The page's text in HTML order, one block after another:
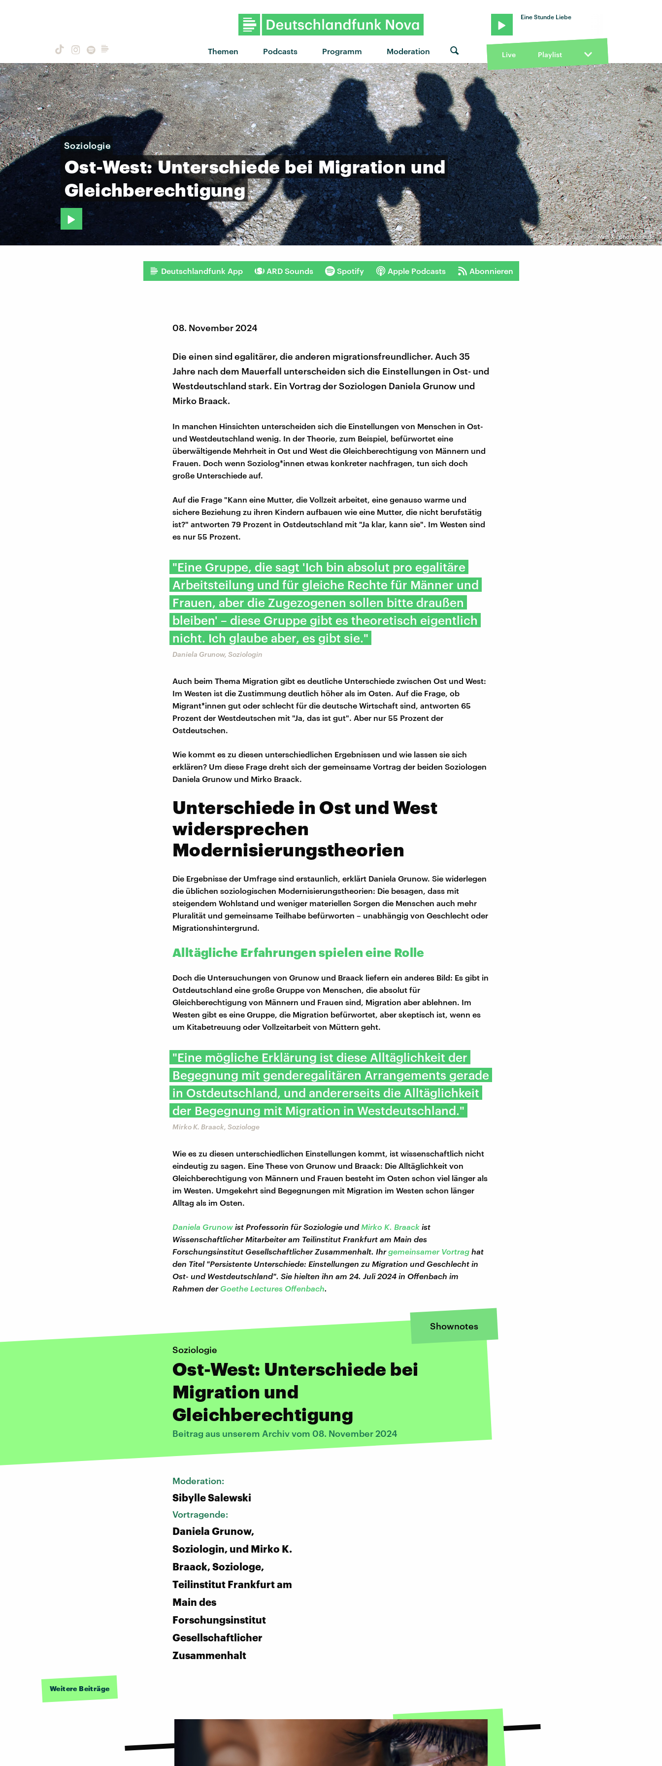
Themen Podcasts Programm Moderation
Eine Stunde Liebe
Live Playlist
©Miss X I photocase.de
Soziologie
Ost-West: Unterschiede bei Migration und
Gleichberechtigung
Deutschlandfunk App ARD Sounds Spotify Apple Podcasts Abonnieren
08. November 2024
Die einen sind egalitärer, die anderen migrationsfreundlicher. Auch 35
Jahre nach dem Mauerfall unterscheiden sich die Einstellungen in Ost- und
Westdeutschland stark. Ein Vortrag der Soziologen Daniela Grunow und
Mirko Braack.
In manchen Hinsichten unterscheiden sich die Einstellungen von Menschen in Ost-
und Westdeutschland wenig. In der Theorie, zum Beispiel, befürwortet eine
überwältigende Mehrheit in Ost und West die Gleichberechtigung von Männern und
Frauen. Doch wenn Soziolog*innen etwas konkreter nachfragen, tun sich doch
große Unterschiede auf.
Auf die Frage "Kann eine Mutter, die Vollzeit arbeitet, eine genauso warme und
sichere Beziehung zu ihren Kindern aufbauen wie eine Mutter, die nicht berufstätig
ist?" antworten 79 Prozent in Ostdeutschland mit "Ja klar, kann sie". Im Westen sind
es nur 55 Prozent.
"Eine Gruppe, die sagt 'Ich bin absolut pro egalitäre
Arbeitsteilung und für gleiche Rechte für Männer und
Frauen, aber die Zugezogenen sollen bitte draußen
bleiben' – diese Gruppe gibt es theoretisch eigentlich
nicht. Ich glaube aber, es gibt sie."
Daniela Grunow, Soziologin
Auch beim Thema Migration gibt es deutliche Unterschiede zwischen Ost und West:
Im Westen ist die Zustimmung deutlich höher als im Osten. Auf die Frage, ob
Migrant*innen gut oder schlecht für die deutsche Wirtschaft sind, antworten 65
Prozent der Westdeutschen mit "Ja, das ist gut". Aber nur 55 Prozent der
Ostdeutschen.
Wie kommt es zu diesen unterschiedlichen Ergebnissen und wie lassen sie sich
erklären? Um diese Frage dreht sich der gemeinsame Vortrag der beiden Soziologen
Daniela Grunow und Mirko Braack.
Unterschiede in Ost und West
widersprechen
Modernisierungstheorien
Die Ergebnisse der Umfrage sind erstaunlich, erklärt Daniela Grunow. Sie widerlegen
die üblichen soziologischen Modernisierungstheorien: Die besagen, dass mit
steigendem Wohlstand und weniger materiellen Sorgen die Menschen auch mehr
Pluralität und gemeinsame Teilhabe befürworten – unabhängig von Geschlecht oder
Migrationshintergrund.
Alltägliche Erfahrungen spielen eine Rolle
Doch die Untersuchungen von Grunow und Braack liefern ein anderes Bild: Es gibt in
Ostdeutschland eine große Gruppe von Menschen, die absolut für
Gleichberechtigung von Männern und Frauen sind, Migration aber ablehnen. Im
Westen gibt es eine Gruppe, die Migration befürwortet, aber skeptisch ist, wenn es
um Kitabetreuung oder Vollzeitarbeit von Müttern geht.
"Eine mögliche Erklärung ist diese Alltäglichkeit der
Begegnung mit genderegalitären Arrangements gerade
in Ostdeutschland, und andererseits die Alltäglichkeit
der Begegnung mit Migration in Westdeutschland."
Mirko K. Braack, Soziologe
Wie es zu diesen unterschiedlichen Einstellungen kommt, ist wissenschaftlich nicht
eindeutig zu sagen. Eine These von Grunow und Braack: Die Alltäglichkeit von
Gleichberechtigung von Männern und Frauen besteht im Osten schon viel länger als
im Westen. Umgekehrt sind Begegnungen mit Migration im Westen schon länger
Alltag als im Osten.
Daniela Grunow ist Professorin für Soziologie und Mirko K. Braack ist
Wissenschaftlicher Mitarbeiter am Teilinstitut Frankfurt am Main des
Forschungsinstitut Gesellschaftlicher Zusammenhalt. Ihrgemeinsamer Vortrag hat
den Titel "Persistente Unterschiede: Einstellungen zu Migration und Geschlecht in
Ost- und Westdeutschland". Sie hielten ihn am 24. Juli 2024 in Offenbach im
Rahmen der Goethe Lectures Offenbach.
Shownotes
Soziologie
Ost-West: Unterschiede bei
Migration und
Gleichberechtigung
Beitrag aus unserem Archiv vom 08. November 2024
Moderation:
Sibylle Salewski
Vortragende:
Daniela Grunow,
Soziologin, und Mirko K.
Braack, Soziologe,
Teilinstitut Frankfurt am
Main des
Forschungsinstitut
Gesellschaftlicher
Zusammenhalt
Weitere Beiträge